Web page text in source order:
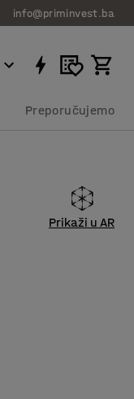
info@priminvest.ba
Preporučujemo
Prikaži u AR